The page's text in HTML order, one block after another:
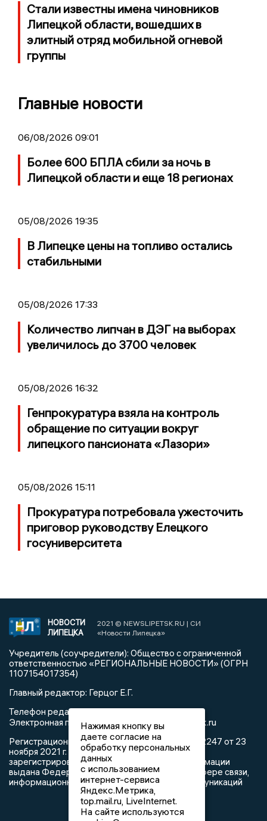
Стали известны имена чиновников
Липецкой области, вошедших в
элитный отряд мобильной огневой
группы
Главные новости
06/08/2026 09:01
Более 600 БПЛА сбили за ночь в
Липецкой области и еще 18 регионах
05/08/2026 19:35
В Липецке цены на топливо остались
стабильными
05/08/2026 17:33
Количество липчан в ДЭГ на выборах
увеличилось до 3700 человек
05/08/2026 16:32
Генпрокуратура взяла на контроль
обращение по ситуации вокруг
липецкого пансионата «Лазори»
05/08/2026 15:11
Прокуратура потребовала ужесточить
приговор руководству Елецкого
госуниверситета
НОВОСТИ
ЛИПЕЦКА
2021 © NEWSLIPETSK.RU | СИ
«Новости Липецка»
Учредитель (соучредители): Общество с ограниченной
ответственностью «РЕГИОНАЛЬНЫЕ НОВОСТИ» (ОГРН
1107154017354)
Главный редактор: Герцог Е.Г.
Телефон редакции: +7 903 699 9427
Электронная почта редакции:info@newslipetsk.ru
Регистрационный номер: серия Эл № ФС77-82247 от 23
ноября 2021 г. согласно выписке из реестра
зарегистрированных средств массовой информации
выдана Федеральной службой по надзору в сфере связи,
информационных технологий и массовых коммуникаций
Нажимая кнопку вы
даете согласие на
обработку персональных
данных
с использованием
интернет-сервиса
Яндекс.Метрика,
top.mail.ru, LiveInternet.
На сайте используются